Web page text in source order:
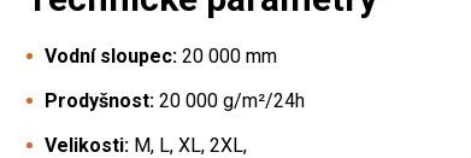
Vodní sloupec: 20 000 mm
Prodyšnost: 20 000 g/m²/24h
Velikosti: M, L, XL, 2XL,